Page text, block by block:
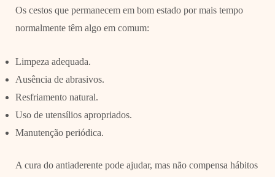
Os cestos que permanecem em bom estado por mais tempo
normalmente têm algo em comum:
Limpeza adequada.
Ausência de abrasivos.
Resfriamento natural.
Uso de utensílios apropriados.
Manutenção periódica.
A cura do antiaderente pode ajudar, mas não compensa hábitos